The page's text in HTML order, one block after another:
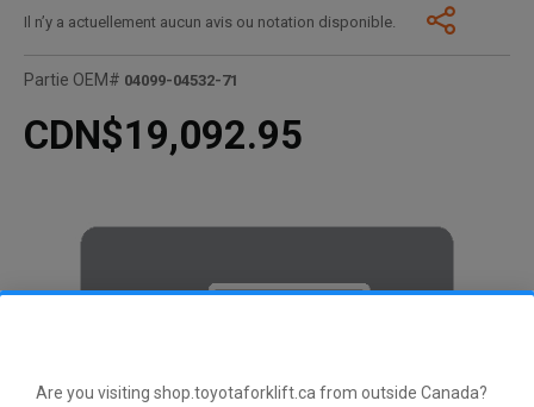
Are you visiting shop.toyotaforklift.ca from outside Canada?
Il n’y a actuellement aucun avis ou notation disponible.
Partie OEM# 04099-04532-71
CDN$19,092.95